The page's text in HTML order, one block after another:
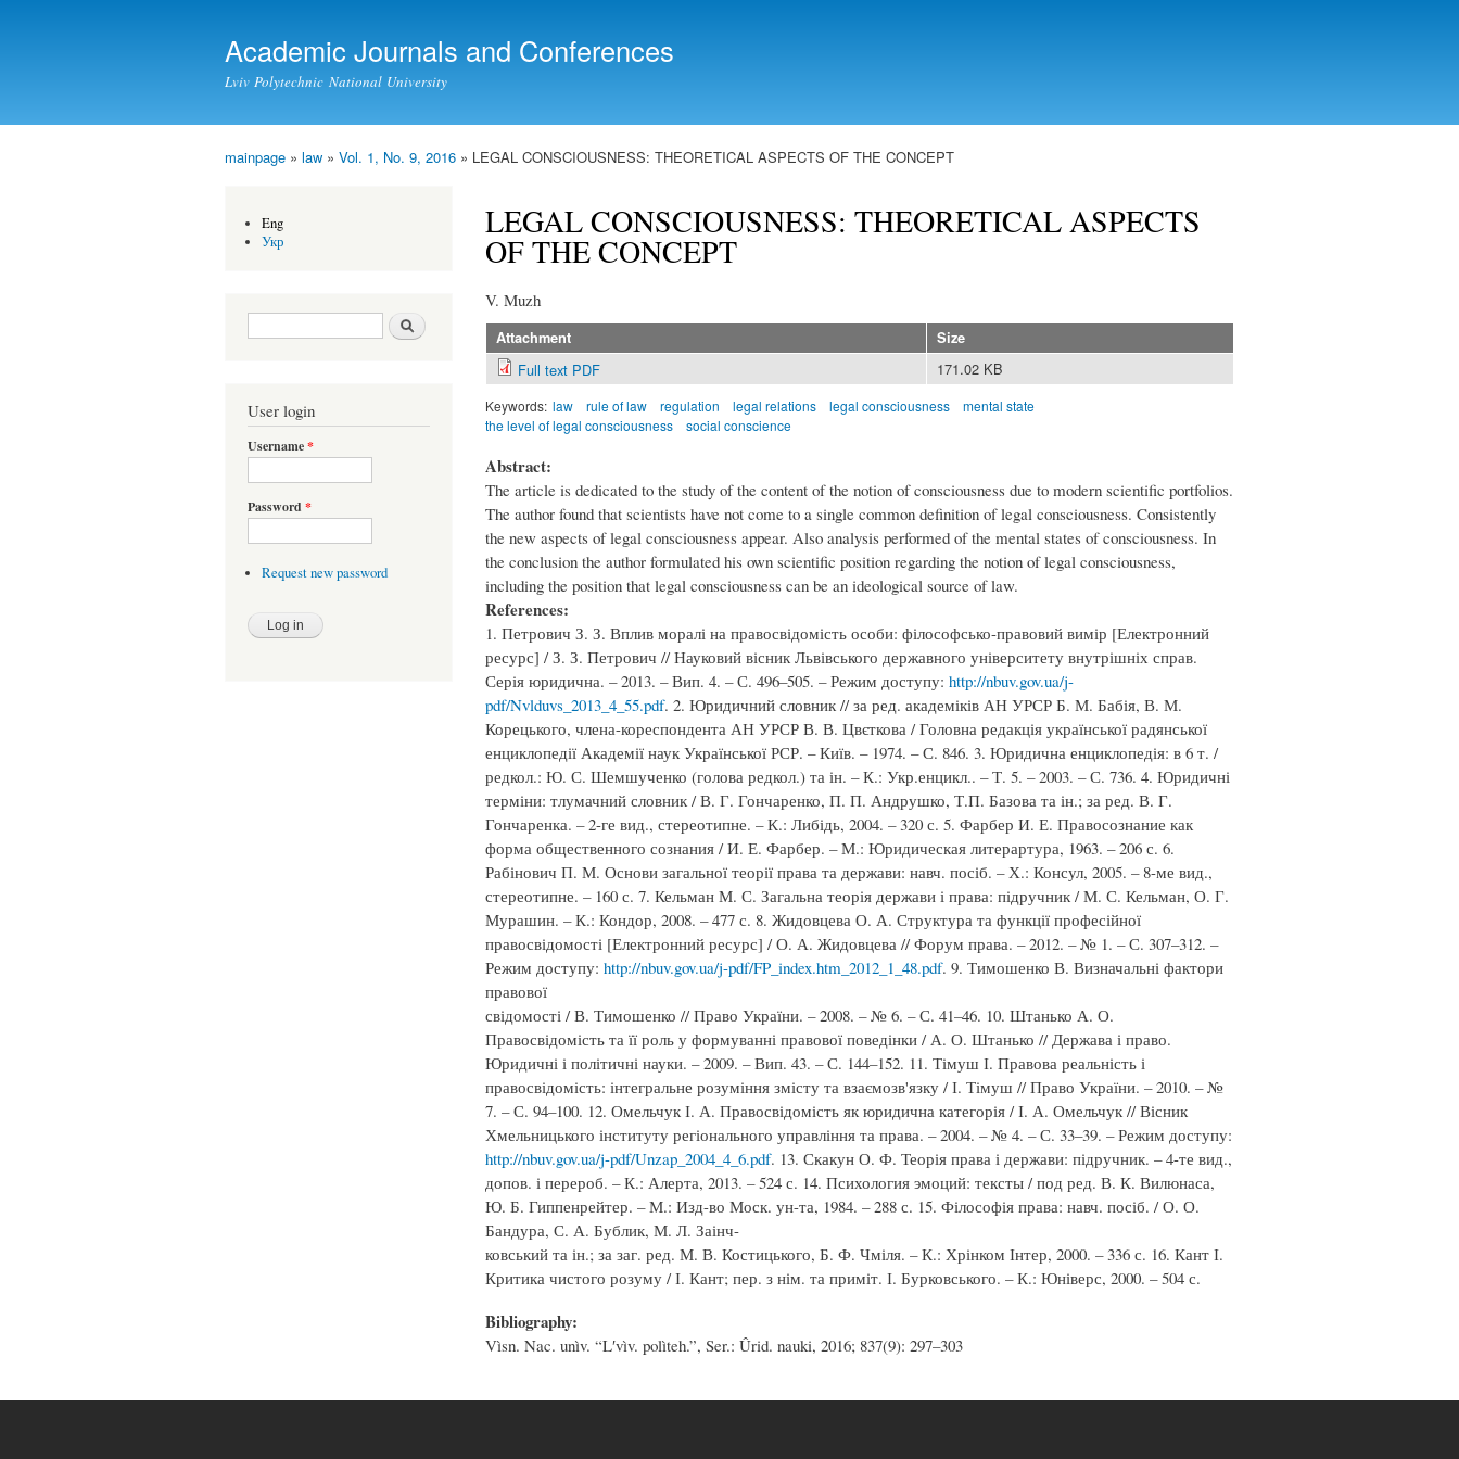
content
Academic Journals and Conferences
Lviv Polytechnic National University
mainpage » law » Vol. 1, No. 9, 2016 » LEGAL CONSCIOUSNESS: THEORETICAL ASPECTS OF THE CONCEPT
Eng
Укр
Search form Search
User login
Username*
Password *
Request new password
LEGAL CONSCIOUSNESS: THEORETICAL ASPECTS
OF THE CONCEPT
V. Muzh
Attachment Size
Full text PDF 171.02 KB
Keywords: law rule of law regulation legal relations legal consciousness
mental state
the level of legal consciousness
social conscience
Abstract:
The article is dedicated to the study of the content of the notion of consciousness due to modern scientific portfolios.
The author found that scientists have not come to a single common definition of legal consciousness. Consistently
the new aspects of legal consciousness appear. Also analysis performed of the mental states of consciousness. In
the conclusion the author formulated his own scientific position regarding the notion of legal consciousness,
including the position that legal consciousness can be an ideological source of law.
References:
1. Петрович З. З. Вплив моралі на правосвідомість особи: філософсько-правовий вимір [Електронний
ресурс] / З. З. Петрович // Науковий вісник Львівського державного університету внутрішніх справ.
Серія юридична. – 2013. – Вип. 4. – С. 496–505. – Режим доступу: http://nbuv.gov.ua/j-
pdf/Nvlduvs_2013_4_55.pdf. 2. Юридичний словник // за ред. академіків АН УРСР Б. М. Бабія, В. М.
Корецького, члена-кореспондента АН УРСР В. В. Цвєткова / Головна редакція української радянської
енциклопедії Академії наук Української РСР. – Київ. – 1974. – С. 846. 3. Юридична енциклопедія: в 6 т. /
редкол.: Ю. С. Шемшученко (голова редкол.) та ін. – К.: Укр.енцикл.. – Т. 5. – 2003. – С. 736. 4. Юридичні
терміни: тлумачний словник / В. Г. Гончаренко, П. П. Андрушко, Т.П. Базова та ін.; за ред. В. Г.
Гончаренка. – 2-ге вид., стереотипне. – К.: Либідь, 2004. – 320 с. 5. Фарбер И. Е. Правосознание как
форма общественного сознания / И. Е. Фарбер. – М.: Юридическая литерартура, 1963. – 206 с. 6.
Рабінович П. М. Основи загальної теорії права та держави: навч. посіб. – Х.: Консул, 2005. – 8-ме вид.,
стереотипне. – 160 с. 7. Кельман М. С. Загальна теорія держави і права: підручник / М. С. Кельман, О. Г.
Мурашин. – К.: Кондор, 2008. – 477 с. 8. Жидовцева О. А. Структура та функції професійної
правосвідомості [Електронний ресурс] / О. А. Жидовцева // Форум права. – 2012. – № 1. – С. 307–312. –
Режим доступу: http://nbuv.gov.ua/j-pdf/FP_index.htm_2012_1_48.pdf. 9. Тимошенко В. Визначальні фактори
правової
свідомості / В. Тимошенко // Право України. – 2008. – № 6. – С. 41–46. 10. Штанько А. О.
Правосвідомість та її роль у формуванні правової поведінки / А. О. Штанько // Держава і право.
Юридичні і політичні науки. – 2009. – Вип. 43. – С. 144–152. 11. Тімуш І. Правова реальність і
правосвідомість: інтегральне розуміння змісту та взаємозв'язку / І. Тімуш // Право України. – 2010. – №
7. – С. 94–100. 12. Омельчук І. А. Правосвідомість як юридична категорія / І. А. Омельчук // Вісник
Хмельницького інституту регіонального управління та права. – 2004. – № 4. – С. 33–39. – Режим доступу:
http://nbuv.gov.ua/j-pdf/Unzap_2004_4_6.pdf. 13. Скакун О. Ф. Теорія права і держави: підручник. – 4-те вид.,
допов. і перероб. – К.: Алерта, 2013. – 524 с. 14. Психология эмоций: тексты / под ред. В. К. Вилюнаса,
Ю. Б. Гиппенрейтер. – М.: Изд-во Моск. ун-та, 1984. – 288 с. 15. Філософія права: навч. посіб. / О. О.
Бандура, С. А. Бублик, М. Л. Заінч-
ковський та ін.; за заг. ред. М. В. Костицького, Б. Ф. Чміля. – К.: Хрінком Інтер, 2000. – 336 с. 16. Кант І.
Критика чистого розуму / І. Кант; пер. з нім. та приміт. І. Бурковського. – К.: Юніверс, 2000. – 504 с.
Bibliography:
Vìsn. Nac. unìv. “Lʹvìv. polìteh.”, Ser.: Ûrid. nauki, 2016; 837(9): 297–303